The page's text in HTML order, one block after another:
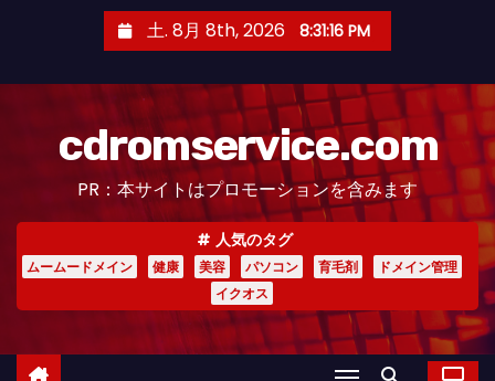
土. 8月 8th, 2026 8:31:17 PM
cdromservice.com
PR：本サイトはプロモーションを含みます
人気のタグ
ムームードメイン 健康 美容 パソコン 育毛剤
ドメイン管理
イクオス